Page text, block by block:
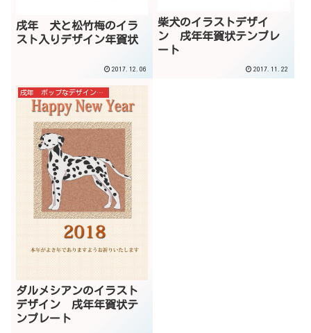
戌年 犬と松竹梅のイラ
スト入りデザイン年賀状
2017.12.06
柴犬のイラストデザイ
ン 戌年年賀状テンプレ
ート
2017.11.22
戌年 ポップなデザイン年賀状
ダルメシアンのイラスト
デザイン 戌年年賀状テ
ンプレート